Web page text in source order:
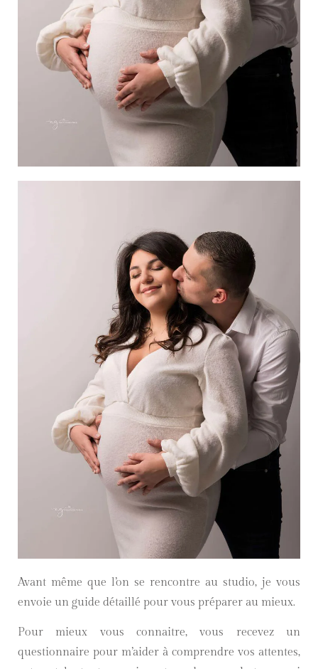
Avant même que l’on se rencontre au studio, je vous
envoie un guide détaillé pour vous préparer au mieux.
Pour mieux vous connaitre, vous recevez un
questionnaire pour m’aider à comprendre vos attentes,